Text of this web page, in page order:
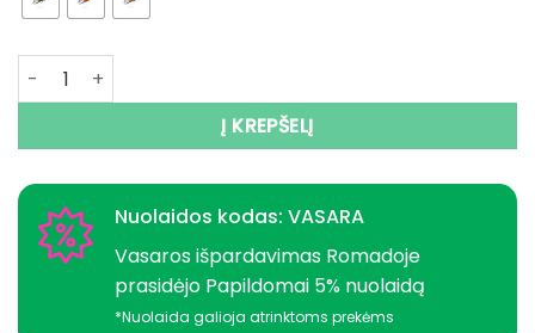
produkto kiekis: Super Kaina 7eur Vobleris BEARKING
Į KREPŠELĮ
Nuolaidos kodas: VASARA
Vasaros išpardavimas Romadoje
prasidėjo Papildomai 5% nuolaidą
*Nuolaida galioja atrinktoms prekėms